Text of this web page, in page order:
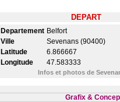
DEPART
Departement Belfort
Ville
Sevenans (90400)
Latitude
6.866667
Longitude
47.583333
Infos et photos de
Grafix &